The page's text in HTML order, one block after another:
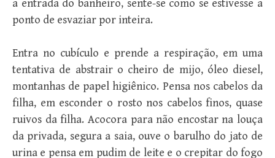
a entrada do banheiro, sente-se como se estivesse a
ponto de esvaziar por inteira.
Entra no cubículo e prende a respiração, em uma
tentativa de abstrair o cheiro de mijo, óleo diesel,
montanhas de papel higiênico. Pensa nos cabelos da
filha, em esconder o rosto nos cabelos finos, quase
ruivos da filha. Acocora para não encostar na louça
da privada, segura a saia, ouve o barulho do jato de
urina e pensa em pudim de leite e o crepitar do fogo